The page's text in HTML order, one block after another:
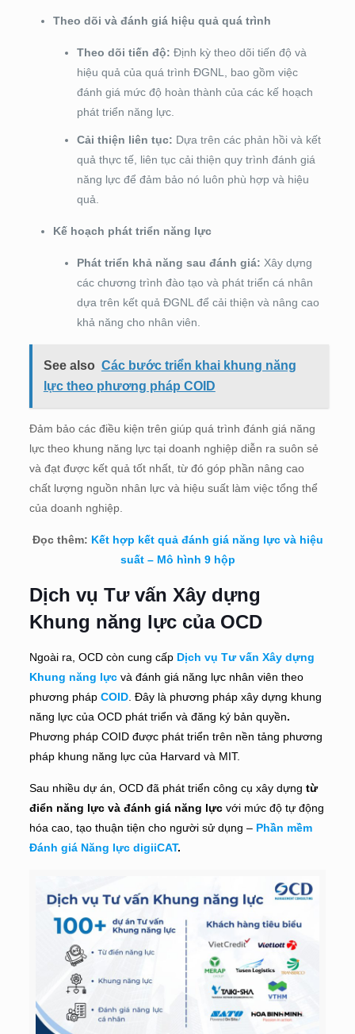
Theo dõi và đánh giá hiệu quả quá trình
Theo dõi tiến độ: Định kỳ theo dõi tiến độ và
hiệu quả của quá trình ĐGNL, bao gồm việc
đánh giá mức độ hoàn thành của các kế hoạch
phát triển năng lực.
Cải thiện liên tục: Dựa trên các phản hồi và kết
quả thực tế, liên tục cải thiện quy trình đánh giá
năng lực để đảm bảo nó luôn phù hợp và hiệu
quả.
Kế hoạch phát triển năng lực
Phát triển khả năng sau đánh giá: Xây dựng
các chương trình đào tạo và phát triển cá nhân
dựa trên kết quả ĐGNL để cải thiện và nâng cao
khả năng cho nhân viên.
See also Các bước triển khai khung năng
lực theo phương pháp COID
Đảm bảo các điều kiện trên giúp quá trình đánh giá năng
lực theo khung năng lực tại doanh nghiệp diễn ra suôn sẻ
và đạt được kết quả tốt nhất, từ đó góp phần nâng cao
chất lượng nguồn nhân lực và hiệu suất làm việc tổng thể
của doanh nghiệp.
Đọc thêm: Kết hợp kết quả đánh giá năng lực và hiệu
suất – Mô hình 9 hộp
Dịch vụ Tư vấn Xây dựng
Khung năng lực của OCD
Ngoài ra, OCD còn cung cấp Dịch vụ Tư vấn Xây dựng
Khung năng lựcvà đánh giá năng lực nhân viên theo
phương pháp COID. Đây là phương pháp xây dựng khung
năng lực của OCD phát triển và đăng ký bản quyền.
Phương pháp COID được phát triển trên nền tảng phương
pháp khung năng lực của Harvard và MIT.
Sau nhiều dự án, OCD đã phát triển công cụ xây dựng từ
điển năng lực và đánh giá năng lựcvới mức độ tự động
hóa cao, tạo thuận tiện cho người sử dụng – Phần mềm
Đánh giá Năng lực digiiCAT.